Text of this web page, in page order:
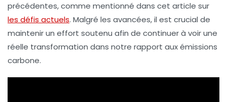
précédentes, comme mentionné dans cet article sur
les défis actuels. Malgré les avancées, il est crucial de
maintenir un effort soutenu afin de continuer à voir une
réelle transformation dans notre rapport auxémissions
carbone.